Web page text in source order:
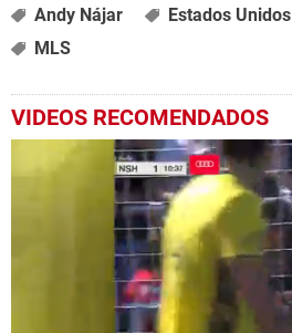
Andy Nájar Estados Unidos
MLS
VIDEOS RECOMENDADOS